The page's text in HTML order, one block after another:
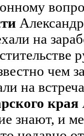
на
чем
на
края
знают, и